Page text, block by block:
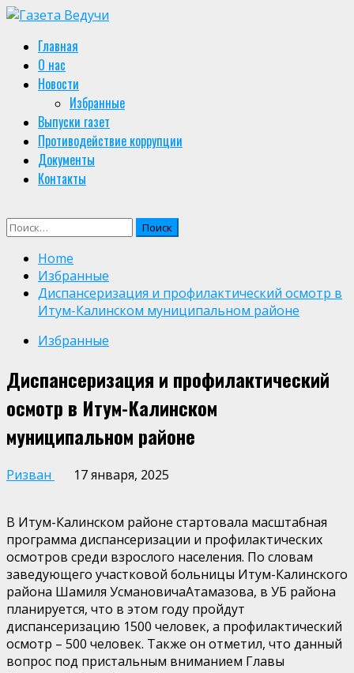
Skip
content
Primary
Menu
Главная
О нас
Новости
Избранные
Выпуски газет
Противодействие коррупции
Документы
Контакты
Найти:
Home
Избранные
Диспансеризация и профилактический осмотр в
Итум-Калинском муниципальном районе
Избранные
Диспансеризация и профилактический
осмотр в Итум-Калинском
муниципальном районе
Ризван 17 января, 2025
В Итум-Калинском районе стартовала масштабная
программа диспансеризации и профилактических
осмотров среди взрослого населения. По словам
заведующего участковой больницы Итум-Калинского
района Шамиля УсмановичаАтамазова, в УБ района
планируется, что в этом году пройдут
диспансеризацию 1500 человек, а профилактический
осмотр – 500 человек. Также он отметил, что данный
вопрос под пристальным вниманием Главы